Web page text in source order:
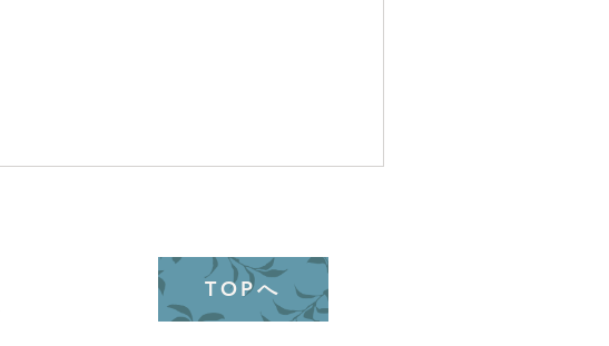
TOPへ